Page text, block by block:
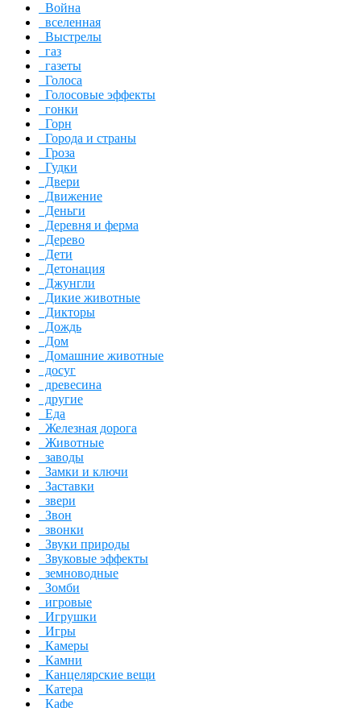
Война
вселенная
Выстрелы
газ
газеты
Голоса
Голосовые эффекты
гонки
Горн
Города и страны
Гроза
Гудки
Двери
Движение
Деньги
Деревня и ферма
Дерево
Дети
Детонация
Джунгли
Дикие животные
Дикторы
Дождь
Дом
Домашние животные
досуг
древесина
другие
Еда
Железная дорога
Животные
заводы
Замки и ключи
Заставки
звери
Звон
звонки
Звуки природы
Звуковые эффекты
земноводные
Зомби
игровые
Игрушки
Игры
Камеры
Камни
Канцелярские вещи
Катера
Кафе